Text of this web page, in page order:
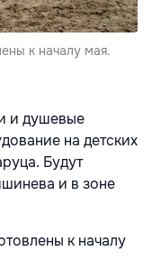
к началу мая.
и душевые
на детских
Будут
и в зоне
к началу